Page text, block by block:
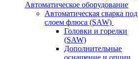
Автоматическое оборудование
Автоматическая сварка под
слоем флюса (SAW)
Головки и горелки
(SAW)
Дополнительные
оснащение и опции